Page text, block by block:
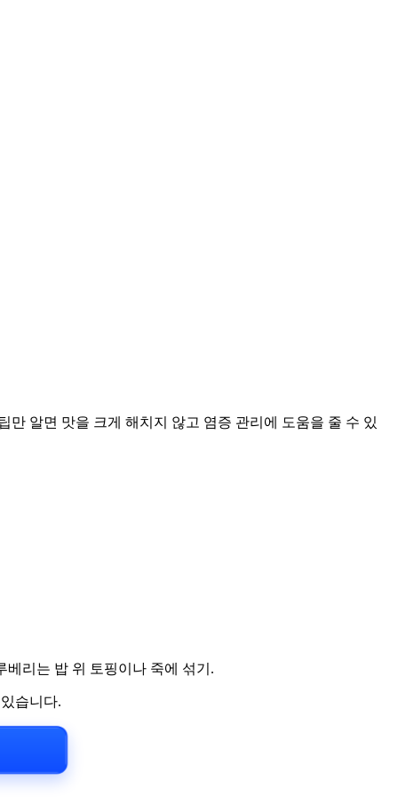
알면 맛을 크게 해치지 않고 염증 관리에 도움을 줄 수 있
베리는 밥 위 토핑이나 죽에 섞기.
습니다.